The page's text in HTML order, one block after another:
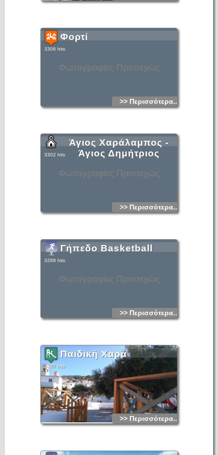
Φωτογραφίες Προσεχώς
Φορτί
3306 hits
>> Περισσότερα...
Φωτογραφίες Προσεχώς
Άγιος Χαράλαμπος -
Άγιος Δημήτριος
3302 hits
>> Περισσότερα...
Φωτογραφίες Προσεχώς
Γήπεδο Basketball
3288 hits
>> Περισσότερα...
Παιδική Χαρά
3287 hits
>> Περισσότερα...